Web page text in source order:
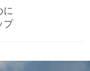
に
プ